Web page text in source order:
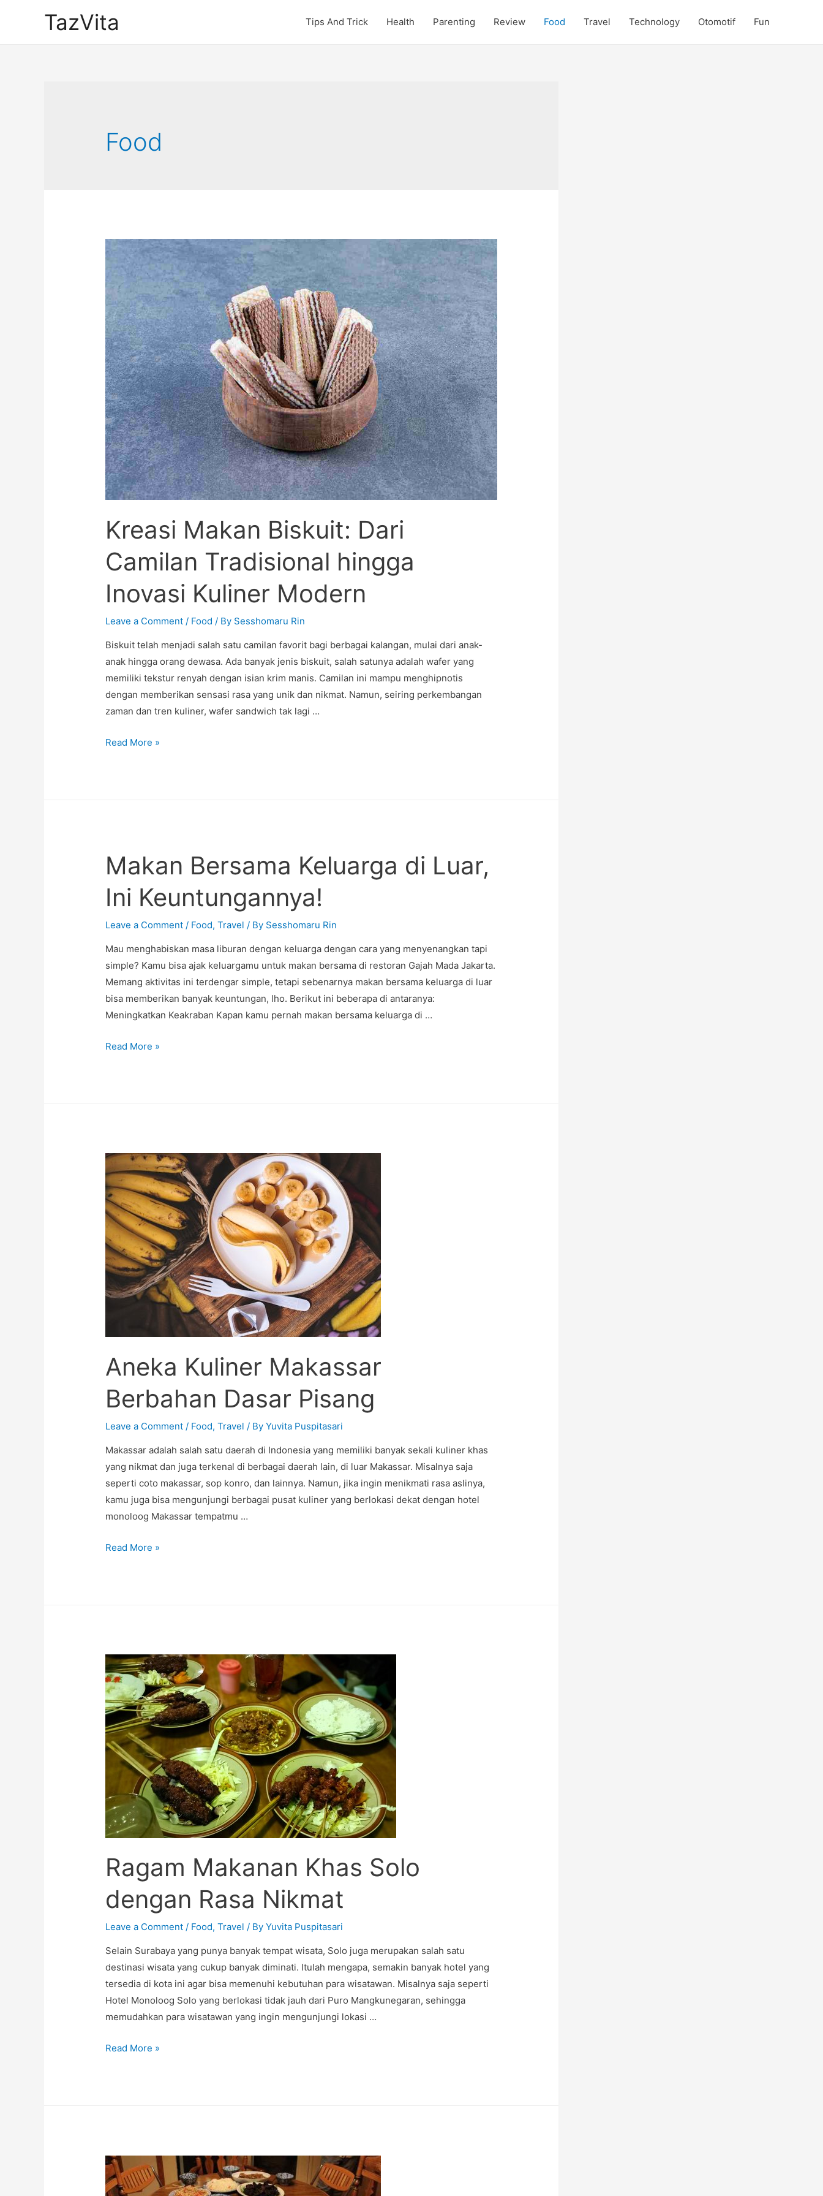
TazVita Tips And Trick Health Parenting Review Food Travel Technology Otomotif Fun
Food
Kreasi Makan Biskuit: Dari
Camilan Tradisional hingga
Inovasi Kuliner Modern
Leave a Comment / Food / By Sesshomaru Rin
Biskuit telah menjadi salah satu camilan favorit bagi berbagai kalangan, mulai dari anak-
anak hingga orang dewasa. Ada banyak jenis biskuit, salah satunya adalah wafer yang
memiliki tekstur renyah dengan isian krim manis. Camilan ini mampu menghipnotis
dengan memberikan sensasi rasa yang unik dan nikmat. Namun, seiring perkembangan
zaman dan tren kuliner, wafer sandwich tak lagi …
Kreasi
Inovasi
Kuliner
Modern
Read More »
Makan Bersama Keluarga di Luar,
Ini Keuntungannya!
Leave a Comment / Food,Travel / By Sesshomaru Rin
Mau menghabiskan masa liburan dengan keluarga dengan cara yang menyenangkan tapi
simple? Kamu bisa ajak keluargamu untuk makan bersama di restoran Gajah Mada Jakarta.
Memang aktivitas ini terdengar simple, tetapi sebenarnya makan bersama keluarga di luar
bisa memberikan banyak keuntungan, lho. Berikut ini beberapa di antaranya:
Meningkatkan Keakraban Kapan kamu pernah makan bersama keluarga di …
Makan
Read More »
Aneka Kuliner Makassar
Berbahan Dasar Pisang
Leave a Comment / Food,Travel / ByYuvita Puspitasari
Makassar adalah salah satu daerah di Indonesia yang memiliki banyak sekali kuliner khas
yang nikmat dan juga terkenal di berbagai daerah lain, di luar Makassar. Misalnya saja
seperti coto makassar, sop konro, dan lainnya. Namun, jika ingin menikmati rasa aslinya,
kamu juga bisa mengunjungi berbagai pusat kuliner yang berlokasi dekat dengan hotel
monoloog Makassar tempatmu …
Aneka
Read More »
Ragam Makanan Khas Solo
dengan Rasa Nikmat
Leave a Comment / Food,Travel / ByYuvita Puspitasari
Selain Surabaya yang punya banyak tempat wisata, Solo juga merupakan salah satu
destinasi wisata yang cukup banyak diminati. Itulah mengapa, semakin banyak hotel yang
tersedia di kota ini agar bisa memenuhi kebutuhan para wisatawan. Misalnya saja seperti
Hotel Monoloog Solo yang berlokasi tidak jauh dari Puro Mangkunegaran, sehingga
memudahkan para wisatawan yang ingin mengunjungi lokasi …
Ragam
Read More »